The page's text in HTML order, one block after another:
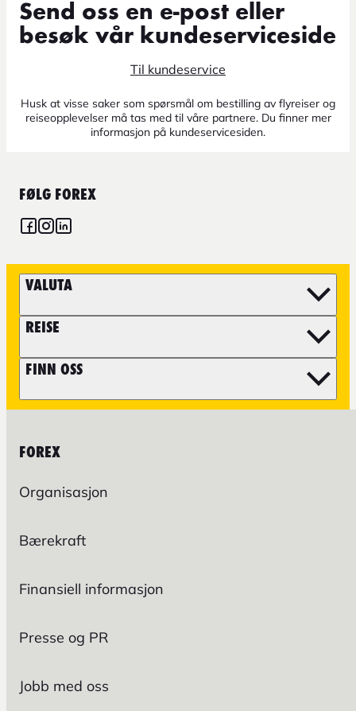
Send oss en e-post eller
besøk vår kundeserviceside
Til kundeservice
Husk at visse saker som spørsmål om bestilling av flyreiser og
reiseopplevelser må tas med til våre partnere. Du finner mer
informasjon på kundeservicesiden.
FØLG FOREX
VALUTA
REISE
FINN OSS
FOREX
Organisasjon
Bærekraft
Finansiell informasjon
Presse og PR
Jobb med oss